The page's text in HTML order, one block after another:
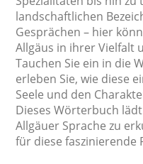
landschaftlichen
Gesprächen – hier
Allgäus in ihrer Vielfalt
Tauchen Sie ein in die
erleben Sie, wie diese
Seele und den
Dieses Wörterbuch
Allgäuer Sprache zu
für diese faszinierende